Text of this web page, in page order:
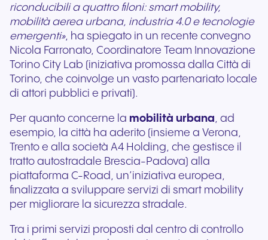
riconducibili a quattro filoni: smart mobility,
mobilità aerea urbana, industria 4.0 e tecnologie
emergenti», ha spiegato in un recente convegno
Nicola Farronato, Coordinatore Team Innovazione
Torino City Lab (iniziativa promossa dalla Città di
Torino, che coinvolge un vasto partenariato locale
di attori pubblici e privati).
Per quanto concerne la mobilità urbana, ad
esempio, la città ha aderito (insieme a Verona,
Trento e alla società A4 Holding, che gestisce il
tratto autostradale Brescia-Padova) alla
piattaforma C-Road, un’iniziativa europea,
finalizzata a sviluppare servizi di smart mobility
per migliorare la sicurezza stradale.
Tra i primi servizi proposti dal centro di controllo